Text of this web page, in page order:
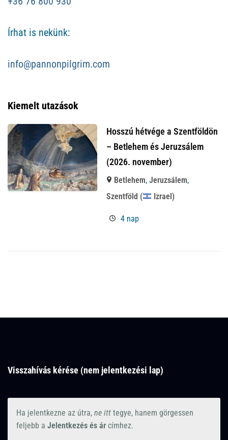
Írhat is nekünk:
info@pannonpilgrim.com
Kiemelt utazások
Hosszú hétvége a Szentföldön
– Betlehem és Jeruzsálem
(2026. november)
Betlehem, Jeruzsálem,
Szentföld (
Izrael)
4 nap
Visszahívás kérése (nem jelentkezési lap)
Ha jelentkezne az útra, ne itt tegye, hanem görgessen
feljebb a Jelentkezés és ár címhez.